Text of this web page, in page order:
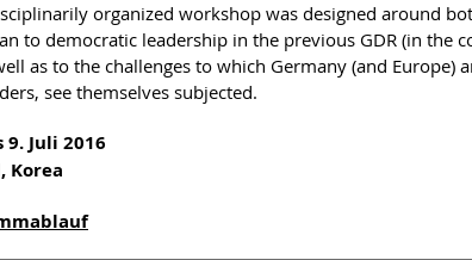
organized workshop was designed around
to democratic leadership in the previous GDR (in the
as to the challenges to which Germany (and
see themselves subjected.
9. Juli 2016
Korea